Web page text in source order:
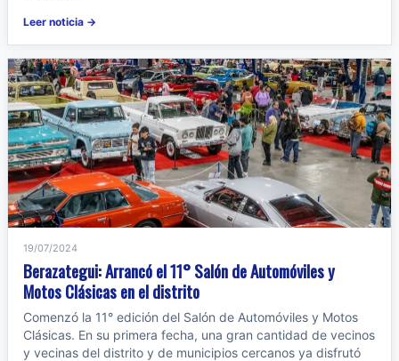
Leer noticia →
19/07/2024
Berazategui: Arrancó el 11° Salón de Automóviles y
Motos Clásicas en el distrito
Comenzó la 11° edición del Salón de Automóviles y Motos
Clásicas. En su primera fecha, una gran cantidad de vecinos
y vecinas del distrito y de municipios cercanos ya disfrutó